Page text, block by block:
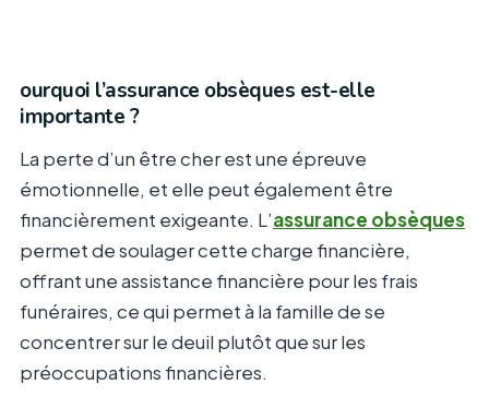
ourquoi l’assurance obsèques est-elle
importante ?
La perte d’un être cher est une épreuve
émotionnelle, et elle peut également être
financièrement exigeante. L’assurance obsèques
permet de soulager cette charge financière,
offrant une assistance financière pour les frais
funéraires, ce qui permet à la famille de se
concentrer sur le deuil plutôt que sur les
préoccupations financières.